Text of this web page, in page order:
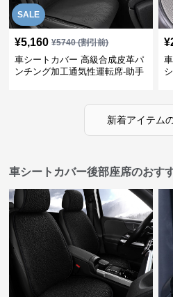
SALE
¥5,160 ¥5740(割引前)
車シートカバー 高級合成皮革パ
ンチング加工通気性運転席-助手
¥
新着アイテム
車シートカバー後部座席のおす